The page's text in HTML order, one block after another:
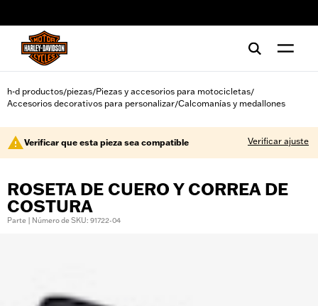
h-d productos/piezas/Piezas y accesorios para motocicletas/
Accesorios decorativos para personalizar/Calcomanías y medallones
Verificar que esta pieza sea compatible Verificar ajuste
ROSETA DE CUERO Y CORREA DE
COSTURA
Parte | Número de SKU: 91722-04